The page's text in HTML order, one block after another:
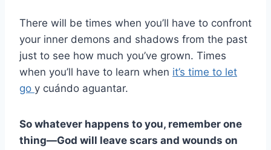
There will be times when you’ll have to confront
your inner demons and shadows from the past
just to see how much you’ve grown. Times
when you’ll have to learn when it’s time to let
go y cuándo aguantar.
So whatever happens to you, remember one
thing—God will leave scars and wounds on